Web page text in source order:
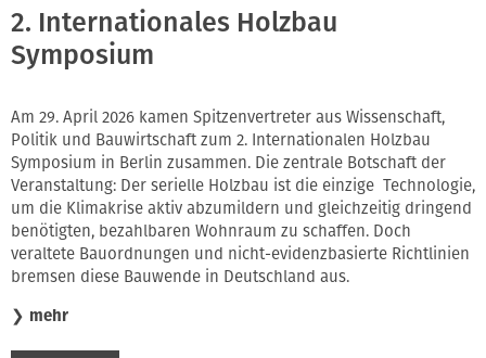
Verband & Innungen
Innung
2. Internationales Holzbau
Symposium
Am 29. April 2026 kamen Spitzenvertreter aus Wissenschaft,
Politik und Bauwirtschaft zum 2. Internationalen Holzbau
Symposium in Berlin zusammen. Die zentrale Botschaft der
Veranstaltung: Der serielle Holzbau ist die einzige Technologie,
um die Klimakrise aktiv abzumildern und gleichzeitig dringend
benötigten, bezahlbaren Wohnraum zu schaffen. Doch
veraltete Bauordnungen und nicht-evidenzbasierte Richtlinien
bremsen diese Bauwende in Deutschland aus.
❯ mehr